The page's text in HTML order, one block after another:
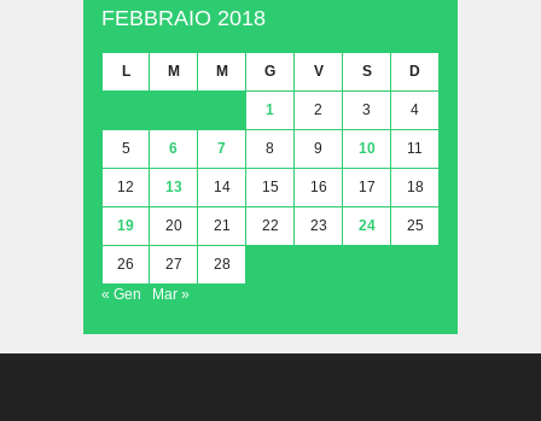
FEBBRAIO 2018
L M M G V S D
1 2 3 4
5 6 7 8 9 10 11
12 13 14 15 16 17 18
19 20 21 22 23 24 25
26 27
28
« Gen
Mar »